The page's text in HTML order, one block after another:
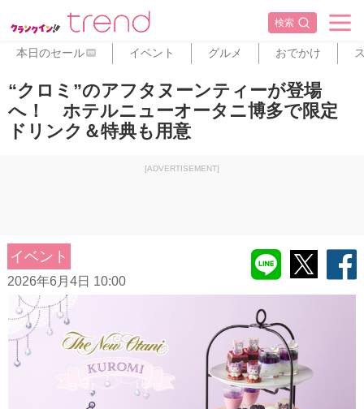
検索
本日のセール PR イベント グルメ おでかけ
“クロミ”のアフタヌーンティーが登場
へ！ ホテルニューオータニ博多で限定
ドリンク＆特典も用意
[ADVERTISEMENT]
イベント
2026年6月4日 10:00